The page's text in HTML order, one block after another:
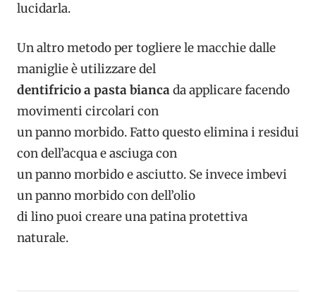
lucidarla.
Un altro metodo per togliere le macchie dalle
maniglie è utilizzare del
dentifricio a pasta biancada applicare facendo
movimenti circolari con
un panno morbido. Fatto questo elimina i residui
con dell’acqua e asciuga con
un panno morbido e asciutto. Se invece imbevi
un panno morbido con dell’olio
di lino puoi creare una patina protettiva
naturale.